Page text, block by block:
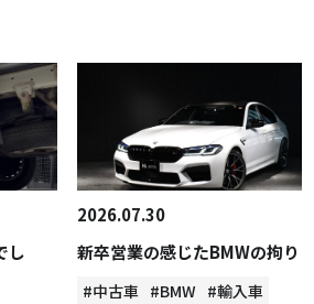
し
2026.07.30
新卒営業の感じたBMWの拘り
#中古車 #BMW #輸入車